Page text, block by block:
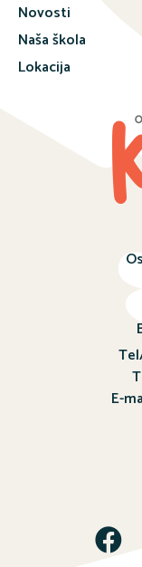
Novosti
Naša škola
Lokacija
E-